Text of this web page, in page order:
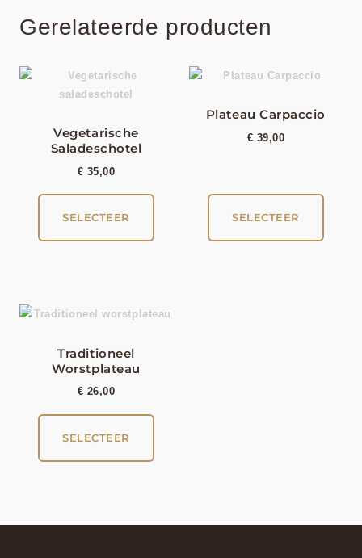
Gerelateerde producten
Vegetarische
Saladeschotel
€ 35,00
SELECTEER
Plateau Carpaccio
€ 39,00
SELECTEER
Traditioneel
Worstplateau
€ 26,00
SELECTEER